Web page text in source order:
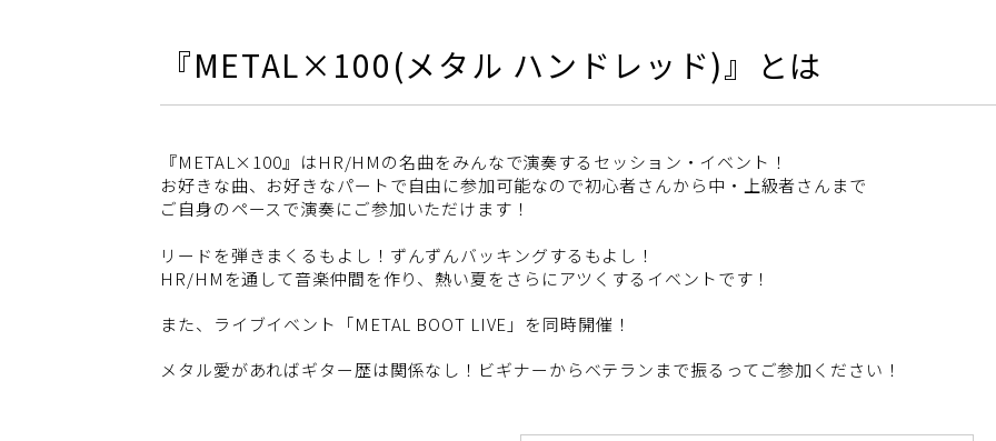
『METAL×100(メタル ハンドレッド)』とは
『METAL×100』はHR/HMの名曲をみんなで演奏するセッション・イベント！
お好きな曲、お好きなパートで自由に参加可能なので初心者さんから中・上級者さんまで
ご自身のペースで演奏にご参加いただけます！
リードを弾きまくるもよし！ずんずんバッキングするもよし！
HR/HMを通して音楽仲間を作り、熱い夏をさらにアツくするイベントです！
また、ライブイベント「METAL BOOT LIVE」を同時開催！
メタル愛があればギター歴は関係なし！ビギナーからベテランまで振るってご参加ください！